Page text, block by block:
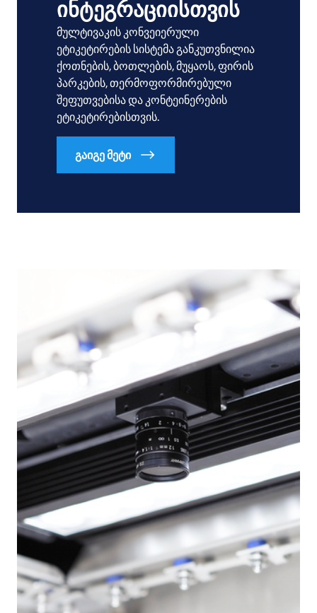
ინტეგრაციისთვის
მულტივაკის კონვეიერული
ეტიკეტირების სისტემა განკუთვნილია
ქოთნების, ბოთლების, მუყაოს, ფირის
პარკების, თერმოფორმირებული
შეფუთვებისა და კონტეინერების
ეტიკეტირებისთვის.
გაიგე მეტი